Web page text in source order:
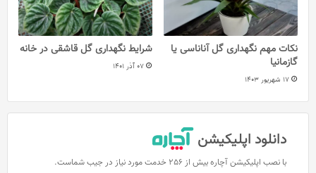
نکات مهم نگهداری گل آناناسی یا
گازمانیا
17 شهریور 1403
شرایط نگهداری گل قاشقی در خانه
07 آذر 1401
دانلود اپلیکیشن
با نصب اپلیکیشن آچاره بیش از 256 خدمت مورد نیاز در جیب شماست.